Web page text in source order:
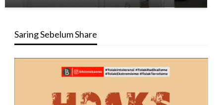
Saring Sebelum Share